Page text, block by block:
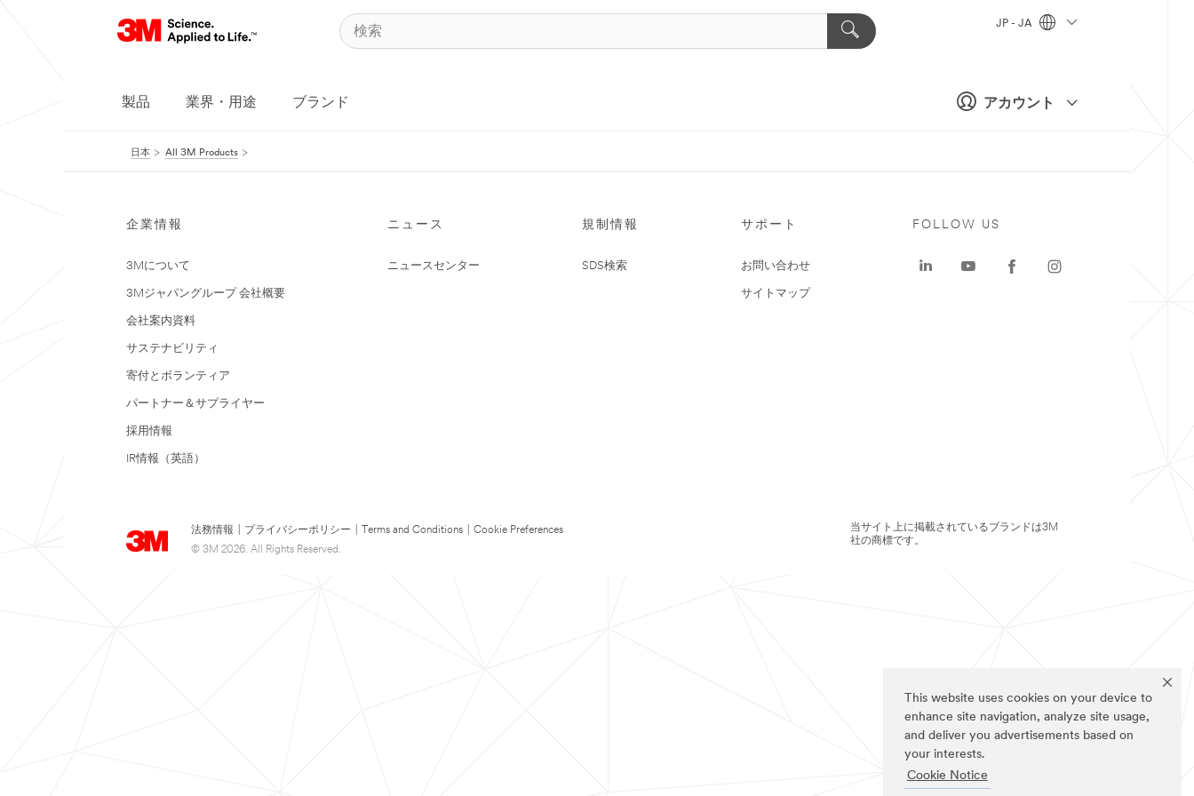
This website uses cookies on your device to
enhance site navigation, analyze site usage,
and deliver you advertisements based on
your interests.
Cookie Notice
アカウント
JP - JA
製品 業界・用途 ブランド
日本 All 3M Products
企業情報
3Mについて
3Mジャパングループ 会社概要
会社案内資料
サステナビリティ
寄付とボランティア
パートナー＆サプライヤー
採用情報
IR情報（英語）
ニュース
ニュースセンター
規制情報
SDS検索
サポート
お問い合わせ
サイトマップ
法務情報 プライバシーポリシー Terms and Conditions
Cookie Preferences
© 3M 2026. All Rights Reserved.
FOLLOW US
当サイト上に掲載されているブランドは3M
社の商標です。